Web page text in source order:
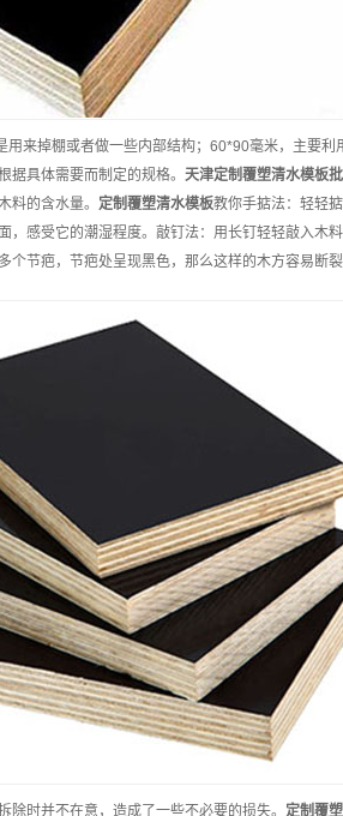
来掉棚或者做一些内部结构；60*90毫米，主要
具体需要而制定的规格。 天津定制覆塑清水模板
料的含水量。 定制覆塑清水模板教你手掂法：轻轻
感受它的潮湿程度。敲钉法：用长钉轻轻敲入木
节疤，节疤处呈现黑色，那么这样的木方容易断裂
时并不在意，造成了一些不必要的损失。 定制覆